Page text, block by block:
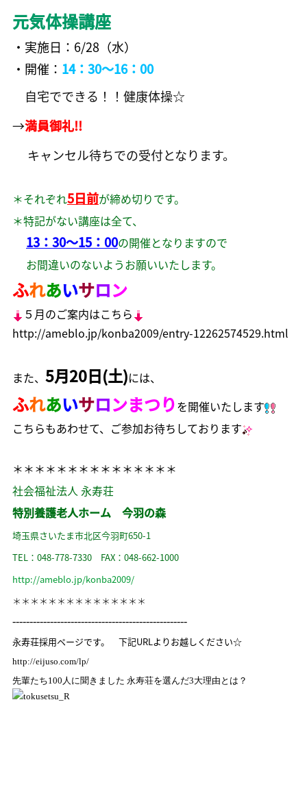
元気体操講座
・実施日：6/28（水）
・開催： 14：30～16：00
自宅でできる！！健康体操☆
→満員御礼!!
キャンセル待ちでの受付となります。
＊それぞれ5日前が締め切りです。
＊特記がない講座は全て、
13：30～15：00の開催となりますので
お間違いのないようお願いいたします。
ふれあいサロン
５月のご案内はこちら
http://ameblo.jp/konba2009/entry-12262574529.html
また、 5月20日(土)には、
ふれあいサロンまつりを開催いたします
こちらもあわせて、ご参加お待ちしております
＊＊＊＊＊＊＊＊＊＊＊＊＊＊＊
社会福祉法人 永寿荘
特別養護老人ホーム 今羽の森
埼玉県さいたま市北区今羽町650-1
TEL：048-778-7330 FAX：048-662-1000
http://ameblo.jp/konba2009/
＊＊＊＊＊＊＊＊＊＊＊＊＊＊＊
---------------------------------------------------
永寿荘採用ページです。 下記URLよりお越しください☆
http://eijuso.com/lp/
先輩たち100人に聞きました 永寿荘を選んだ3大理由とは？